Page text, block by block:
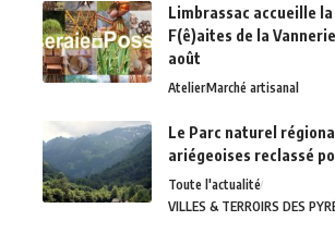
Limbrassac accueille
F(ê)aites de la
août
AtelierMarché artisanal
Le Parc naturel
ariégeoises reclassé
Toute l'actualité
VILLES & TERROIRS DES